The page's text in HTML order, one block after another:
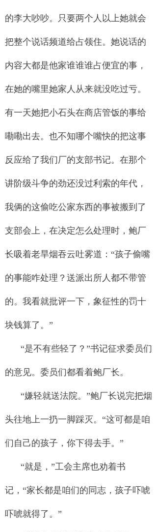
的李大吵吵。只要两个人以上她就会
把整个说话频道给占领住。她说话的
内容大都是他家谁谁谁占便宜的事，
在她的嘴里她家人从来就没吃过亏。
有一天她把小石头在商店管饭的事给
嘞嘞出去。也不知哪个嘴快的把这事
反应给了我们厂的支部书记。在那个
讲阶级斗争的劲还没过利索的年代，
我俩的这偷吃公家东西的事被搬到了
支部会上，在决定怎么处理时，鲍厂
长吸着老旱烟吞云吐雾道：“孩子偷嘴
的事能咋处理？送派出所人都不带管
的。我看就批评一下，象征性的罚十
块钱算了。”
“是不有些轻了？”书记征求委员们
的意见。委员们都看着鲍厂长。
“嫌轻就送法院。”鲍厂长说完把烟
头往地上一扔一脚踩灭。“这可都是咱
们自己的孩子，你下得去手。”
“就是，”工会主席也劝着书
记，“家长都是咱们的同志，孩子吓唬
吓唬就得了。”